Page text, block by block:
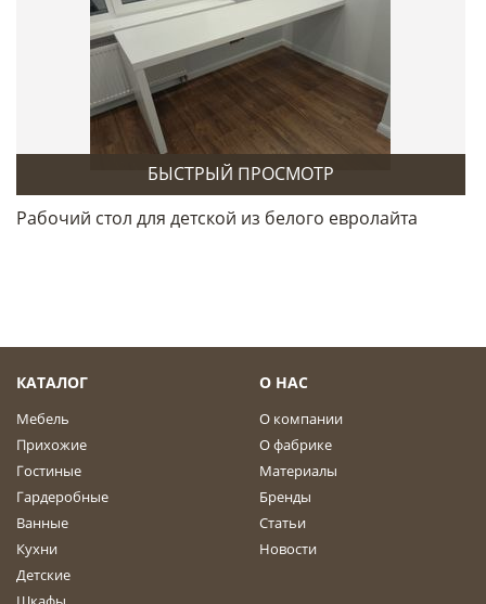
БЫСТРЫЙ ПРОСМОТР
Рабочий стол для детской из белого евролайта
КАТАЛОГ
Мебель
Прихожие
Гостиные
Гардеробные
Ванные
Кухни
Детские
О НАС
О компании
О фабрике
Материалы
Бренды
Статьи
Новости